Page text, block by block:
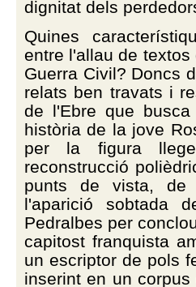
dignitat dels
Quines
entre l'allau de
Guerra Civil? Doncs
relats ben travats i
de l'Ebre que
història de la jove
per la figura
reconstrucció
punts de vista,
l'aparició sobtada
Pedralbes per
capitost franquista
un escriptor de pols
inserint en un